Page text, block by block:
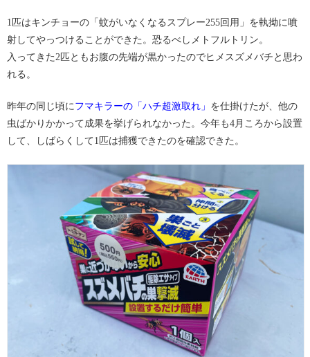
1匹はキンチョーの「蚊がいなくなるスプレー255回用」を執拗に噴
射してやっつけることができた。恐るべしメトフルトリン。
入ってきた2匹ともお腹の先端が黒かったのでヒメスズメバチと思わ
れる。
昨年の同じ頃に フマキラーの「ハチ超激取れ」 を仕掛けたが、他の
虫ばかりかかって成果を挙げられなかった。今年も4月ころから設置
して、しばらくして1匹は捕獲できたのを確認できた。